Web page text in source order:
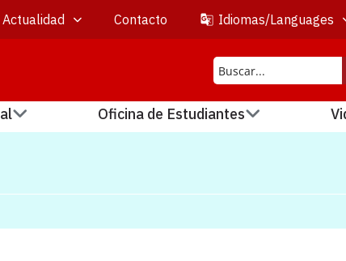
Actualidad Contacto Idiomas/Languages
Oficina de Estudiantes